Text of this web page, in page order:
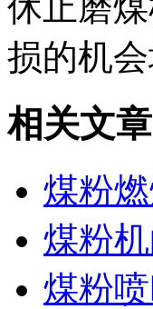
损的机
相关文章
煤粉
煤粉
煤粉